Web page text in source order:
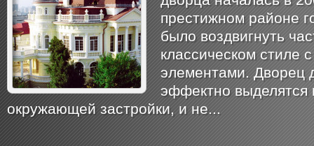
престижном районе
было воздвигнуть
классическом стиле
элементами. Дворец
эффектно
окружающей застройки, и не...